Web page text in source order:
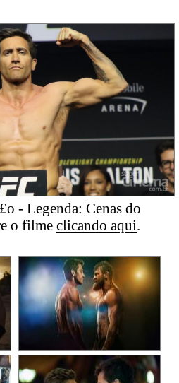
- Legenda: Cenas do
o filme clicando aqui.